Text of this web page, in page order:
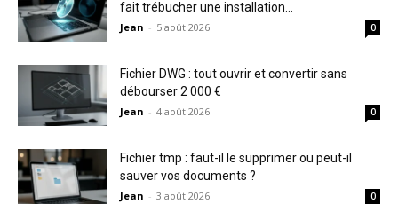
fait trébucher une installation...
Jean - 5 août 2026 0
Fichier DWG : tout ouvrir et convertir sans
débourser 2 000 €
Jean - 4 août 2026 0
Fichier tmp : faut-il le supprimer ou peut-il
sauver vos documents ?
Jean - 3 août 2026 0